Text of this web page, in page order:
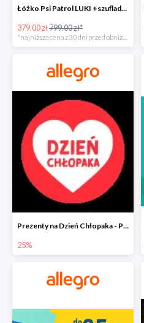
Łóżko Psi Patrol LUKI +szuflada+materac+grafika -52%
379.00 zł799.00 zł*
Prezenty na Dzień Chłopaka - Produkty SOXO do -25%
25%